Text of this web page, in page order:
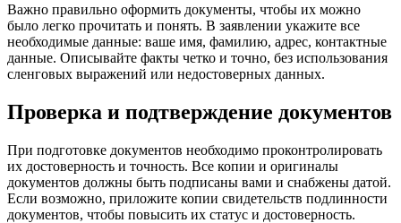
Важно правильно оформить документы, чтобы их можно
было легко прочитать и понять. В заявлении укажите все
необходимые данные: ваше имя, фамилию, адрес, контактные
данные. Описывайте факты четко и точно, без использования
сленговых выражений или недостоверных данных.
Проверка и подтверждение документов
При подготовке документов необходимо проконтролировать
их достоверность и точность. Все копии и оригиналы
документов должны быть подписаны вами и снабжены датой.
Если возможно, приложите копии свидетельств подлинности
документов, чтобы повысить их статус и достоверность.